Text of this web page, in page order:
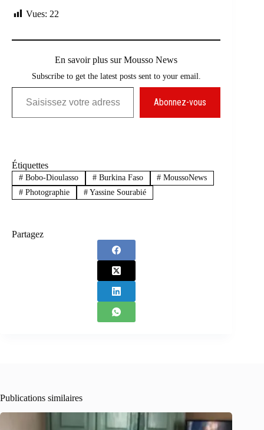
Vues: 22
En savoir plus sur Mousso News
Subscribe to get the latest posts sent to your email.
Saisissez votre adresse e-mail…
Abonnez-vous
Étiquettes
#Bobo-Dioulasso #Burkina Faso # MoussoNews
#Photographie #Yassine Sourabié
Partagez
Publications similaires